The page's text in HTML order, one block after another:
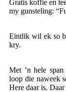
Gratis koffie en
my gunsteling:
Eintlik wil ek so
kry.
Met ’n hele
loop die naweek
Here daar is.